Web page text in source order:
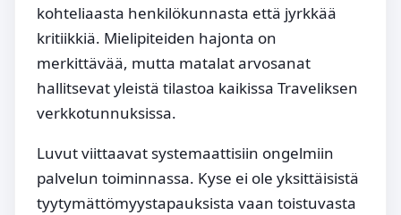
kohteliaasta henkilökunnasta että jyrkkää
kritiikkiä. Mielipiteiden hajonta on
merkittävää, mutta matalat arvosanat
hallitsevat yleistä tilastoa kaikissa Traveliksen
verkkotunnuksissa.
Luvut viittaavat systemaattisiin ongelmiin
palvelun toiminnassa. Kyse ei ole yksittäisistä
tyytymättömyystapauksista vaan toistuvasta